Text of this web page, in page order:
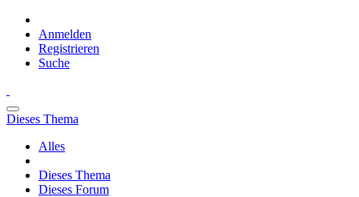
Anmelden
Registrieren
Suche
Dieses Thema
Alles
Dieses Thema
Dieses Forum